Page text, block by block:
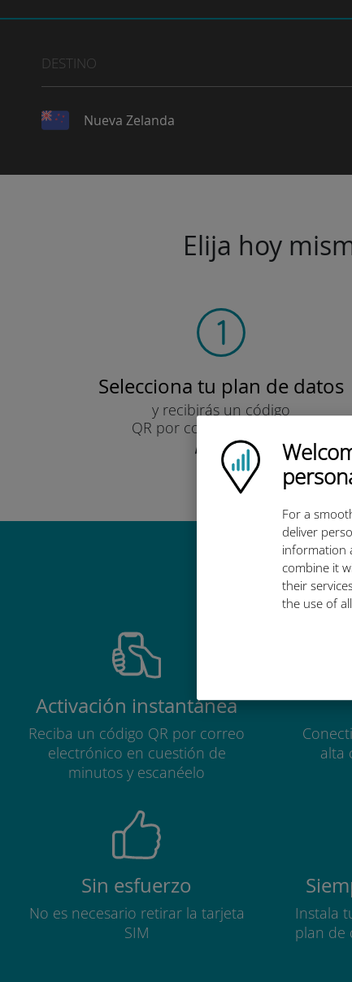
Ubigi logo
For a
deliver
information
combine it
their
the use of
DESTINO
Nueva Zelanda
Elija hoy
Selecciona tu plan de datos
y recibirás un código
QR por correo electrónico.
¡Rápido!
Por qué
Activación instantánea
Reciba un código QR por correo
electrónico en cuestión de
minutos y escanéelo
alta
Sin esfuerzo
No es necesario retirar la tarjeta
SIM
Instala
plan de